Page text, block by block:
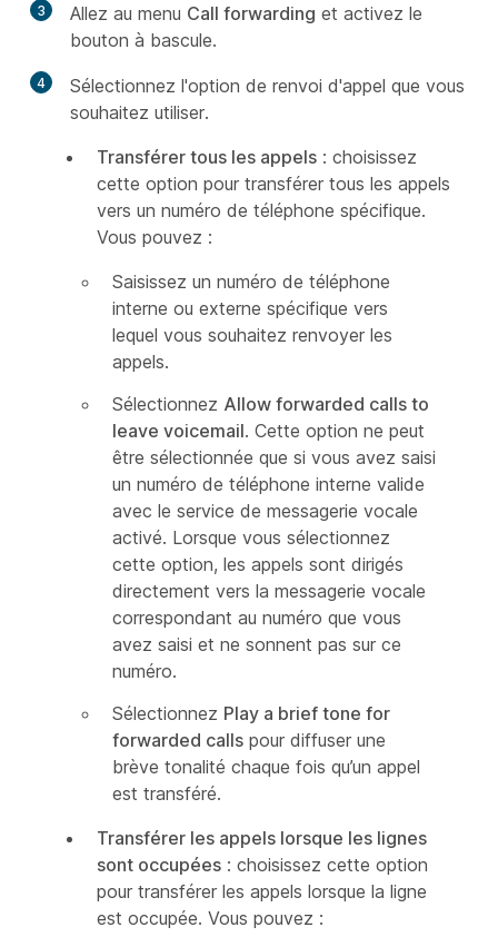
3 Allez au menu Call forwarding et activez le
bouton à bascule.
4
Sélectionnez l'option de renvoi d'appel que vous
souhaitez utiliser.
Transférer tous les appels : choisissez
cette option pour transférer tous les appels
vers un numéro de téléphone spécifique.
Vous pouvez :
Saisissez un numéro de téléphone
interne ou externe spécifique vers
lequel vous souhaitez renvoyer les
appels.
Sélectionnez Allow forwarded calls to
leave voicemail. Cette option ne peut
être sélectionnée que si vous avez saisi
un numéro de téléphone interne valide
avec le service de messagerie vocale
activé. Lorsque vous sélectionnez
cette option, les appels sont dirigés
directement vers la messagerie vocale
correspondant au numéro que vous
avez saisi et ne sonnent pas sur ce
numéro.
Sélectionnez Play a brief tone for
forwarded calls pour diffuser une
brève tonalité chaque fois qu’un appel
est transféré.
Transférer les appels lorsque les lignes
sont occupées : choisissez cette option
pour transférer les appels lorsque la ligne
est occupée. Vous pouvez :